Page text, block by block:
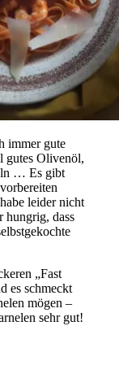
immer gute
gutes Olivenöl,
… Es gibt
leider nicht
hungrig, dass
„Fast
es schmeckt
mögen –
sehr gut!